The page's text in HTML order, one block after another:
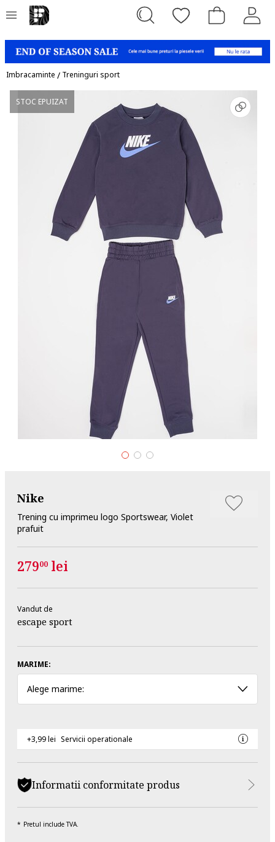
Imbracaminte / Treninguri sport
STOC EPUIZAT
Nike
Trening cu imprimeu logo Sportswear, Violet
prafuit
27900 lei
Vandut de
escape sport
MARIME:
Alege marime:
+3,99 lei Servicii operationale
Informatii conformitate produs
Pretul include TVA.